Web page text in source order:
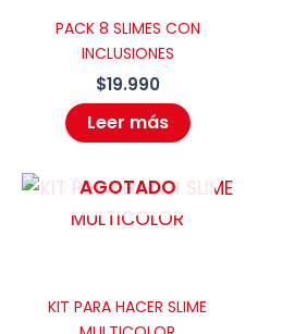
PACK 8 SLIMES CON
INCLUSIONES
$19.990
Leer más
AGOTADO
KIT PARA HACER SLIME